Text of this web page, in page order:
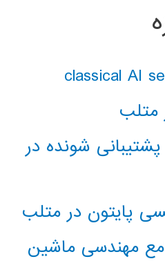
متلب
شونده در
پایتون در متلب
مهندسی ماشین